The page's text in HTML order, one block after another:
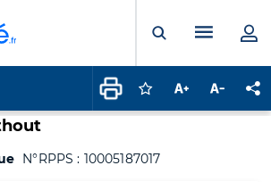
Ouvrir laMenu
Connectez-vous
Augmenter la
N°RPPS : 10005187017